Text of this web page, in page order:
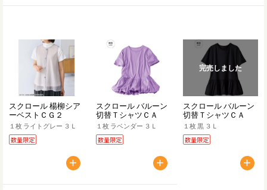
スクロール 楊柳シア
ーベストＣＧ２
１枚 ライトグレー ３Ｌ
数量限定
スクロール バルーン
切替ＴシャツＣＡ
１枚 ラベンダー ３Ｌ
数量限定
完売しました
スクロール バルーン
切替ＴシャツＣＡ
１枚 黒 ３Ｌ
数量限定